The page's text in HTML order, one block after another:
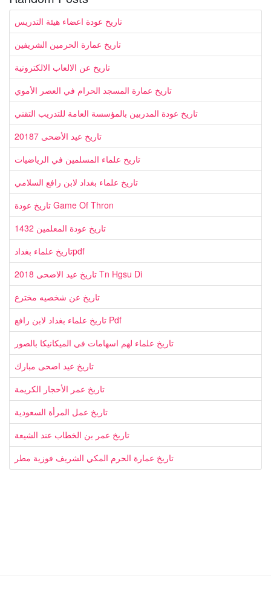
تاريخ عودة اعضاء هيئة التدريس
تاريخ عمارة الحرمين الشريفين
تاريخ عن الالعاب الالكترونية
تاريخ عمارة المسجد الحرام في العصر الأموي
تاريخ عودة المدربين بالمؤسسة العامة للتدريب التقني
تاريخ عيد الأضحى 20187
تاريخ علماء المسلمين في الرياضيات
تاريخ علماء بغداد لابن رافع السلامي
تاريخ عودة Game Of Thron
تاريخ عودة المعلمين 1432
تاريخ علماء بغدادpdf
تاريخ عيد الاضحى 2018 Tn Hgsu Di
تاريخ عن شخصيه مخترع
تاريخ علماء بغداد لابن رافع Pdf
تاريخ علماء لهم اسهامات في الميكانيكا بالصور
تاريخ عيد اضحى مبارك
تاريخ عمر الأحجار الكريمة
تاريخ عمل المرأة السعودية
تاريخ عمر بن الخطاب عند الشيعة
تاريخ عمارة الحرم المكي الشريف فوزية مطر